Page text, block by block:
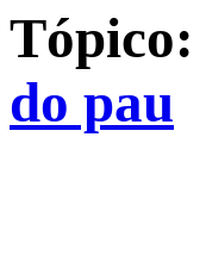
Tópico:
do pau